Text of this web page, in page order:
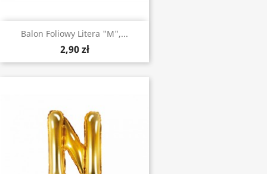
Balon Foliowy Litera "M",...
2,90 zł